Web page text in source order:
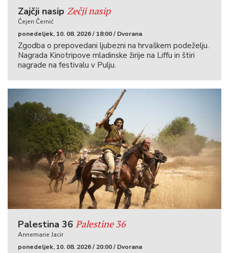
Zajčji nasip Zečji nasip
Čejen Černić
ponedeljek, 10. 08. 2026 / 18:00 / Dvorana
Zgodba o prepovedani ljubezni na hrvaškem podeželju.
Nagrada Kinotripove mladinske žirije na Liffu in štiri
nagrade na festivalu v Pulju.
Palestina 36 Palestine 36
Annemarie Jacir
ponedeljek, 10. 08. 2026 / 20:00 / Dvorana